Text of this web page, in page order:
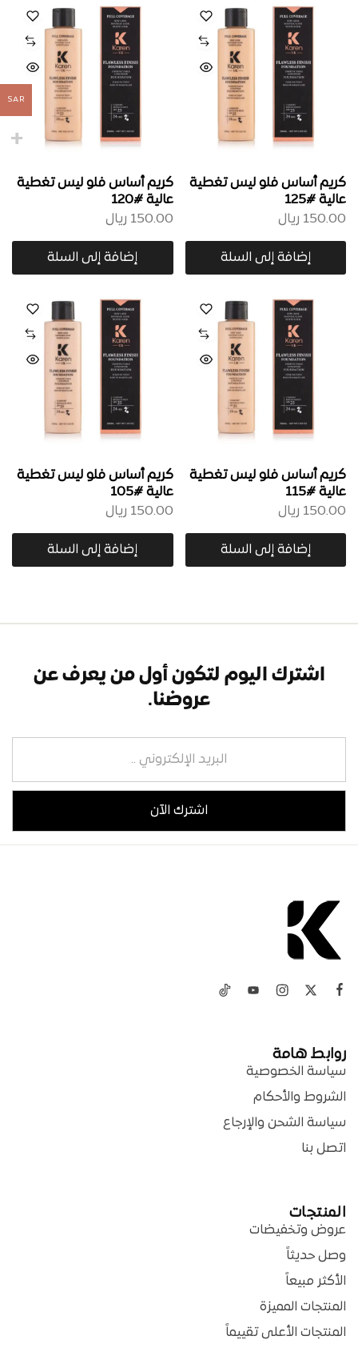
كريم أساس فلو ليس تغطية
عالية #125
150.00 ريال
إضافة إلى السلة
كريم أساس فلو ليس تغطية
عالية #120
150.00 ريال
إضافة إلى السلة
كريم أساس فلو ليس تغطية
عالية #115
150.00 ريال
إضافة إلى السلة
كريم أساس فلو ليس تغطية
عالية #105
150.00 ريال
إضافة إلى السلة
اشترك اليوم لتكون أول من يعرف عن
عروضنا.
روابط هامة
سياسة الخصوصية
الشروط والأحكام
سياسة الشحن والإرجاع
اتصل بنا
المنتجات
عروض وتخفيضات
وصل حديثاً
الأكثر مبيعاً
المنتجات المميزة
المنتجات الأعلى تقييماً
SAR